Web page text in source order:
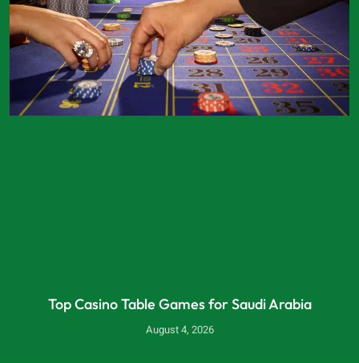
Top Casino Table Games for Saudi Arabia
August 4, 2026